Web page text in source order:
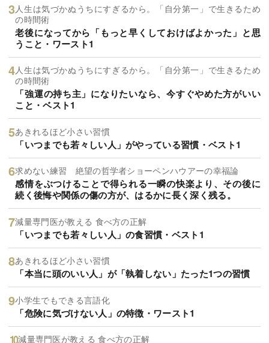
人生は気づかぬうちにすぎるから。「自分第一」で生きるため
の時間術
老後になってから「もっと早くしておけばよかった」と思
うこと・ワースト1
人生は気づかぬうちにすぎるから。「自分第一」で生きるため
の時間術
「強運の持ち主」になりたいなら、今すぐやめた方がいい
こと・ベスト1
あきれるほど小さい習慣
「いつまでも若々しい人」がやっている習慣・ベスト1
求めない練習 絶望の哲学者ショーペンハウアーの幸福論
感情をぶつけることで得られる一瞬の快楽より、その後に
続く後悔や関係の傷の方が、はるかに長く深く残る。
減量専門医が教える 食べ方の正解
「いつまでも若々しい人」の食習慣・ベスト1
あきれるほど小さい習慣
「本当に頭のいい人」が「執着しない」たった1つの習慣
小学生でもできる言語化
「危険に気づけない人」の特徴・ワースト1
減量専門医が教える 食べ方の正解